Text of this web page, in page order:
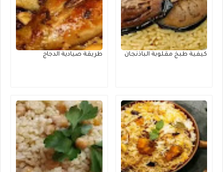
كيفية طبخ مقلوبة الباذنجان طريقة صيادية الدجاج